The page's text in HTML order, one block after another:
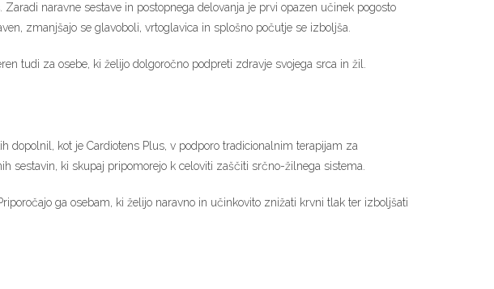
naravne sestave in postopnega delovanja je prvi opazen učinek pogosto
zmanjšajo se glavoboli, vrtoglavica in splošno počutje se izboljša.
tudi za osebe, ki želijo dolgoročno podpreti zdravje svojega srca in žil.
dopolnil, kot je Cardiotens Plus, v podporo tradicionalnim terapijam za
sestavin, ki skupaj pripomorejo k celoviti zaščiti srčno-žilnega sistema.
ga osebam, ki želijo naravno in učinkovito znižati krvni tlak ter izboljšati